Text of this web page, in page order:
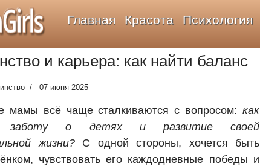
Главная Красота Психология
и карьера: как найти баланс
07 июня 2025
мамы всё чаще сталкиваются с вопросом: как
заботу о детях и развитие своей
жизни?С одной стороны, хочется быть
чувствовать его каждодневные победы и